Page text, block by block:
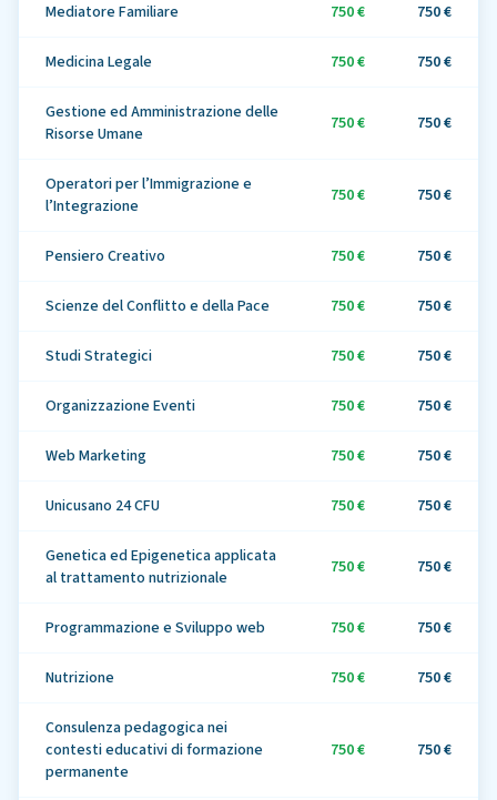
Mediatore Familiare 750 € 750 €
Medicina Legale 750 € 750 €
Gestione ed Amministrazione delle
Risorse Umane
750 € 750 €
Operatori per l’Immigrazione e
l’Integrazione
750 € 750 €
Pensiero Creativo 750 € 750 €
Scienze del Conflitto e della Pace 750 € 750 €
Studi Strategici 750 € 750 €
Organizzazione Eventi 750 € 750 €
Web Marketing 750 € 750 €
Unicusano 24 CFU 750 € 750 €
Genetica ed Epigenetica applicata
al trattamento nutrizionale
750 € 750 €
Programmazione e Sviluppo web 750 € 750 €
Nutrizione 750 € 750 €
Consulenza pedagogica nei
contesti educativi di formazione
permanente
750 € 750 €